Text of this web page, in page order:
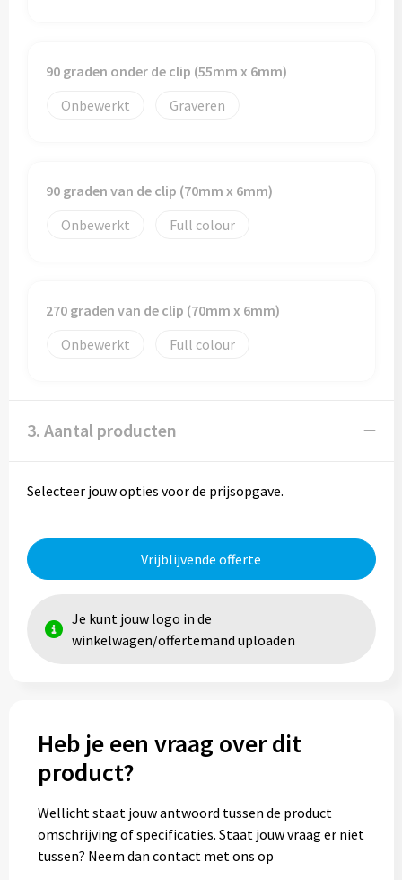
90 graden onder de clip (55mm x 6mm)
Onbewerkt
Graveren
90 graden van de clip (70mm x 6mm)
Onbewerkt
Full colour
270 graden van de clip (70mm x 6mm)
Onbewerkt
Full colour
3. Aantal producten
Selecteer jouw opties voor de prijsopgave.
Vrijblijvende offerte
Je kunt jouw logo in de
winkelwagen/offertemand uploaden
Heb je een vraag over dit
product?
Wellicht staat jouw antwoord tussen de product
omschrijving of specificaties. Staat jouw vraag er niet
tussen? Neem dan contact met ons op